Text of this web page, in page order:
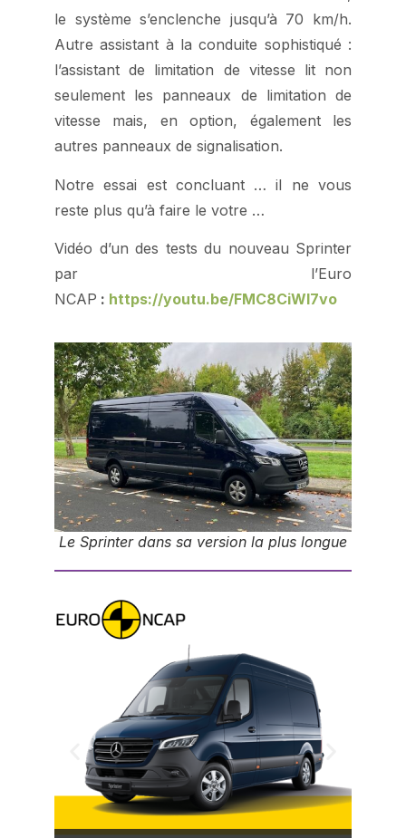
le système s’enclenche jusqu’à 70 km/h.
Autre assistant à la conduite sophistiqué :
l’assistant de limitation de vitesse lit non
seulement les panneaux de limitation de
vitesse mais, en option, également les
autres panneaux de signalisation.
Notre essai est concluant … il ne vous
reste plus qu’à faire le votre …
Vidéo d’un des tests du nouveau Sprinter
par l’Euro
NCAP : https://youtu.be/FMC8CiWI7vo
Le Sprinter dans sa version la plus longue